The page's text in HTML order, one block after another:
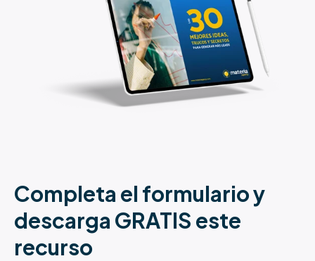
Completa el formulario y
descarga GRATIS este
recurso